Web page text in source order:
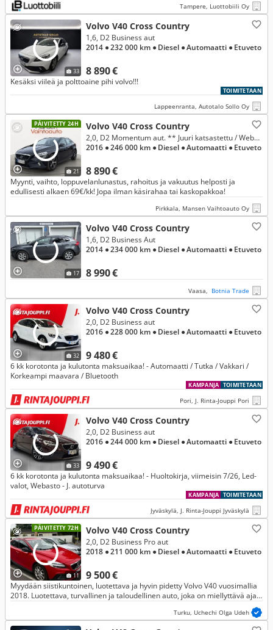
Tampere, Luottobiili Oy
33
Volvo V40 Cross Country
8 890 €
1,6, D2 Business aut
2014 ● 232 000 km ● Diesel ● Automaatti ● Etuveto
Kesäksi viileä ja polttoaine pihi volvo!!!
TOIMITETAAN
Lappeenranta, Autotalo Sollo Oy
PÄIVITETTY 24H
21
Volvo V40 Cross Country
8 890 €
2,0, D2 Momentum aut. ** Juuri katsastettu / Webasto / Tutkat / Digimittaristo / Koukku / Suomiauto **
2016 ● 246 000 km ● Diesel ● Automaatti ● Etuveto
Myynti, vaihto, loppuvelanlunastus, rahoitus ja vakuutus helposti ja
edullisesti alkaen 69€/kk! Jopa ilman käsirahaa tai kaskopakkoa!
Pirkkala, Mansen Vaihtoauto Oy
17
Volvo V40 Cross Country
8 990 €
1,6, D2 Business Aut
2014 ● 234 000 km ● Diesel ● Automaatti ● Etuveto
Vaasa, Botnia Trade
32
Volvo V40 Cross Country
9 480 €
2,0, D2 Business aut
2016 ● 228 000 km ● Diesel ● Automaatti ● Etuveto
6 kk korotonta ja kulutonta maksuaikaa! - Automaatti / Tutka / Vakkari /
Korkeampi maavara / Bluetooth
TOIMITETAAN
KAMPANJA
Pori, J. Rinta-Jouppi Pori
33
Volvo V40 Cross Country
9 490 €
2,0, D2 Business aut
2016 ● 244 000 km ● Diesel ● Automaatti ● Etuveto
6 kk korotonta ja kulutonta maksuaikaa! - Huoltokirja, viimeisin 7/26, Led-
valot, Webasto - J. autoturva
TOIMITETAAN
KAMPANJA
Jyväskylä, J. Rinta-Jouppi Jyväskylä
PÄIVITETTY 72H
11
Volvo V40 Cross Country
9 500 €
2,0, D2 Business Pro aut
2018 ● 211 000 km ● Diesel ● Automaatti ● Etuveto
Myydään siistikuntoinen, luotettava ja hyvin pidetty Volvo V40 vuosimallia
2018. Luotettava, turvallinen ja taloudellinen auto, joka on miellyttävä ajaa.
Turku, Uchechi Olga Udeh